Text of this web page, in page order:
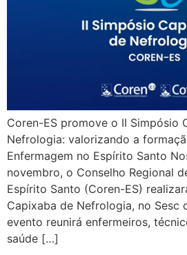
Coren-ES promove o II Simpósio
Nefrologia: valorizando a
Enfermagem no Espírito Santo
novembro, o Conselho Regional
Espírito Santo (Coren-ES)
Capixaba de Nefrologia, no Sesc
evento reunirá enfermeiros,
saúde […]